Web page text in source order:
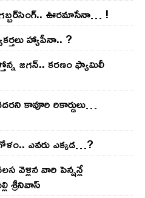
ఊర‌మాసేనా… !
హ్యాపీనా.. ?
జ‌గ‌న్‌.. క‌ర‌ణం ఫ్యామిలీ
కావూరి రికార్డులు…
ఎవ‌రు ఎక్క‌డ‌…?
వెళ్లిన వారి పెన్ష‌న్లే
శ్రీనివాస్